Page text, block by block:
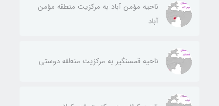
ناحيه مؤمن آباد به مركزيت منطقه مؤمن
آباد
ناحيه قمسنگير به مركزيت منطقه دوستی